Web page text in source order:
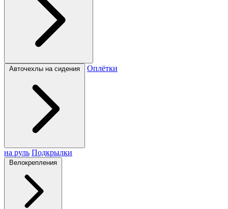
Авточехлы на сидения Оплётки
на руль Подкрылки
Велокрепления